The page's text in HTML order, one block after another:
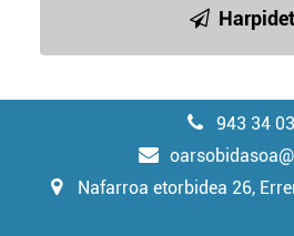
943 34
Nafarroa etorbidea 26,